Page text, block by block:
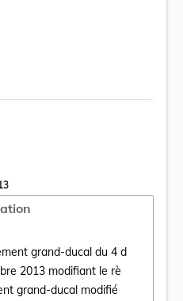
grand-ducal du 4 d
2013 modifiant le rè
grand-ducal modifié